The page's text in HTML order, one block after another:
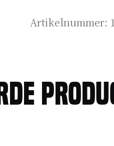
Artikelnummer: